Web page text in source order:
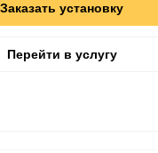
Заказать установку
Перейти в услугу